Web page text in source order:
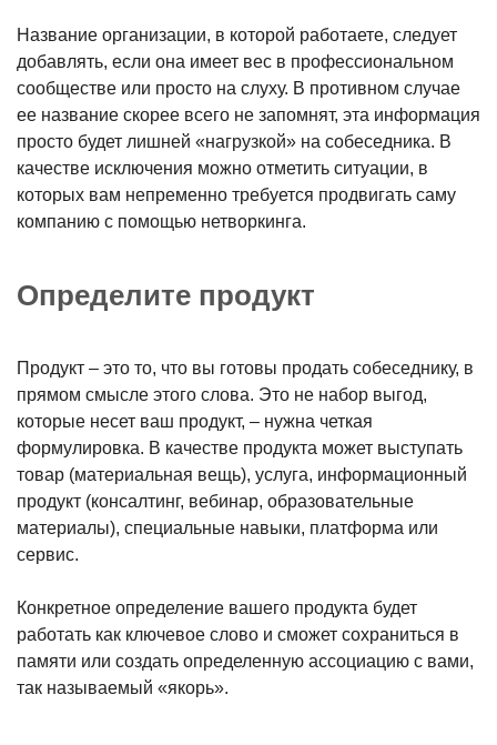
Название организации, в которой работаете, следует
добавлять, если она имеет вес в профессиональном
сообществе или просто на слуху. В противном случае
ее название скорее всего не запомнят, эта информация
просто будет лишней «нагрузкой» на собеседника. В
качестве исключения можно отметить ситуации, в
которых вам непременно требуется продвигать саму
компанию с помощью нетворкинга.
Определите продукт
Продукт – это то, что вы готовы продать собеседнику, в
прямом смысле этого слова. Это не набор выгод,
которые несет ваш продукт, – нужна четкая
формулировка. В качестве продукта может выступать
товар (материальная вещь), услуга, информационный
продукт (консалтинг, вебинар, образовательные
материалы), специальные навыки, платформа или
сервис.
Конкретное определение вашего продукта будет
работать как ключевое слово и сможет сохраниться в
памяти или создать определенную ассоциацию с вами,
так называемый «якорь».